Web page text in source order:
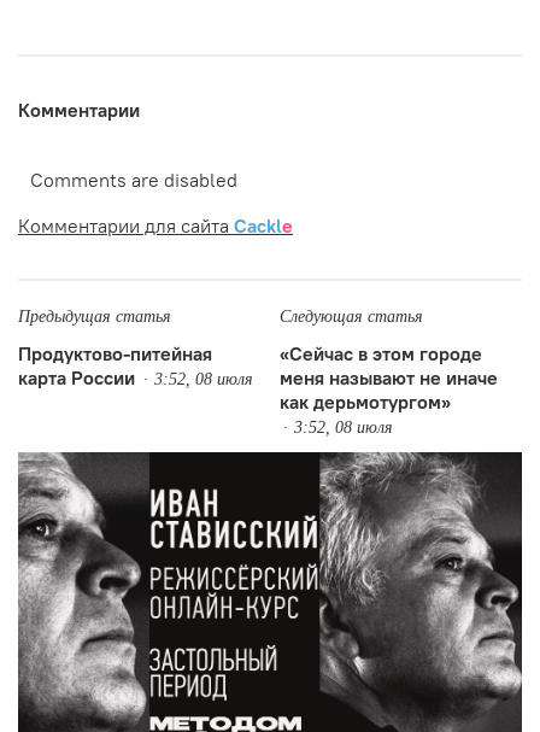
Комментарии
Comments are disabled
Комментарии для сайта Cackle
Предыдущая статья
Продуктово-питейная
карта России
3:52, 08 июля
Следующая статья
«Сейчас в этом городе
меня называют не иначе
как дерьмотургом»
3:52, 08 июля